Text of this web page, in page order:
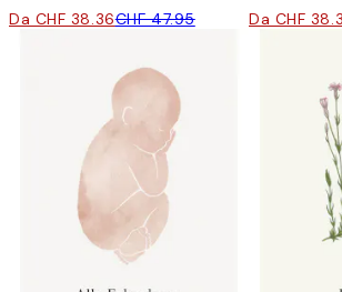
Da CHF 38.36CHF 47.95 Da CHF